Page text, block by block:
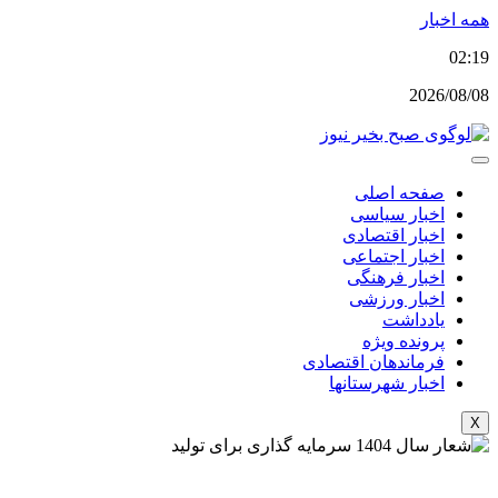
پرش
محتوا
همه اخبار
02:19
2026/08/08
صفحه اصلی
اخبار سیاسی
اخبار اقتصادی
اخبار اجتماعی
اخبار فرهنگی
اخبار ورزشی
یادداشت
پرونده ویژه
فرماندهان اقتصادی
اخبار شهرستانها
X